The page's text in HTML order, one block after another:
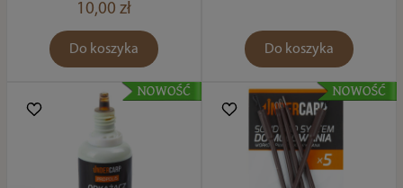
10,00 zł
Do koszyka Do koszyka